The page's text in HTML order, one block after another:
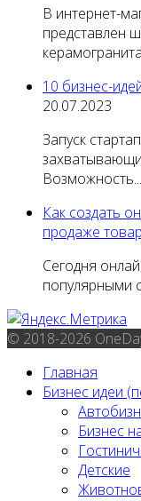
В интернет-
представлен
10 бизнес-
20.07.2023
Запуск
Возможность...
Как создать
продаже
Сегодня
популярными
© 2018-2026
Главная
Бизнес идеи
Бизнес
Детские